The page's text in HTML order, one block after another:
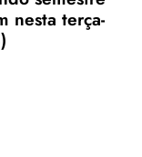
nesta terça-